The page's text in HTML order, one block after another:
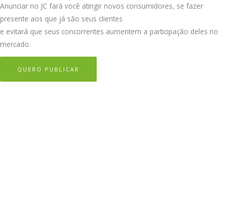
Anunciar no JC fará você atingir novos consumidores, se fazer
presente aos que já são seus clientes
e evitará que seus concorrentes aumentem a participação deles no
mercado.
QUERO PUBLICAR